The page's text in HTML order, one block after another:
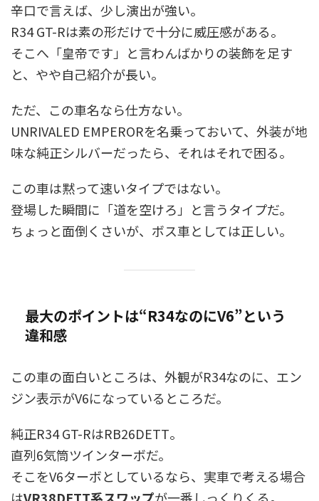
辛口で言えば、少し演出が強い。
R34 GT-Rは素の形だけで十分に威圧感がある。
そこへ「皇帝です」と言わんばかりの装飾を足す
と、やや自己紹介が長い。
ただ、この車名なら仕方ない。
UNRIVALED EMPERORを名乗っておいて、外装が地
味な純正シルバーだったら、それはそれで困る。
この車は黙って速いタイプではない。
登場した瞬間に「道を空けろ」と言うタイプだ。
ちょっと面倒くさいが、ボス車としては正しい。
最大のポイントは“R34なのにV6”という
違和感
この車の面白いところは、外観がR34なのに、エン
ジン表示がV6になっているところだ。
純正R34 GT-RはRB26DETT。
直列6気筒ツインターボだ。
そこをV6ターボとしているなら、実車で考える場合